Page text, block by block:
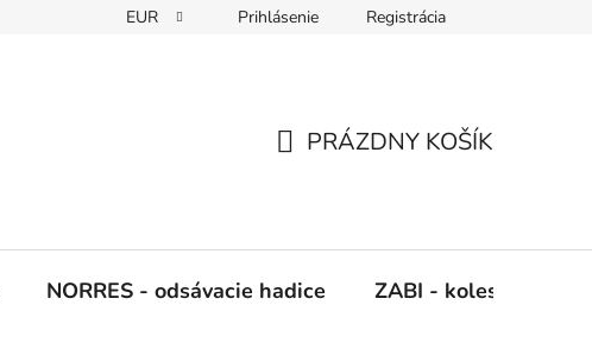
Napíšte nám
EUR Prihlásenie Registrácia
PRÁZDNY KOŠÍK
NORRES - odsávacie hadice ZABI - kolesá,